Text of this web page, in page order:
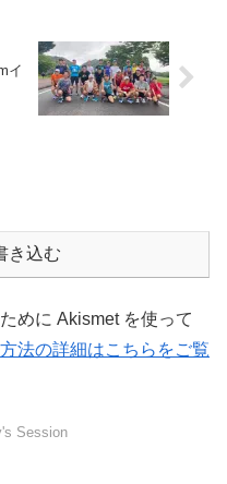
イ
き込む
めに Akismet を使って
法の詳細はこちらをご覧
Session